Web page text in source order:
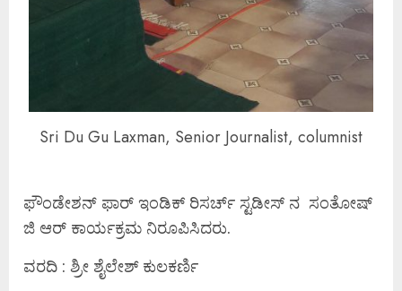
Sri Du Gu Laxman, Senior Journalist, columnist
ಫೌಂಡೇಶನ್ ಫಾರ್ ಇಂಡಿಕ್ ರಿಸರ್ಚ್ ಸ್ಟಡೀಸ್ ನ ಸಂತೋಷ್
ಜಿ ಆರ್ ಕಾರ್ಯಕ್ರಮ ನಿರೂಪಿಸಿದರು.
ವರದಿ : ಶ್ರೀ ಶೈಲೇಶ್ ಕುಲಕರ್ಣಿ